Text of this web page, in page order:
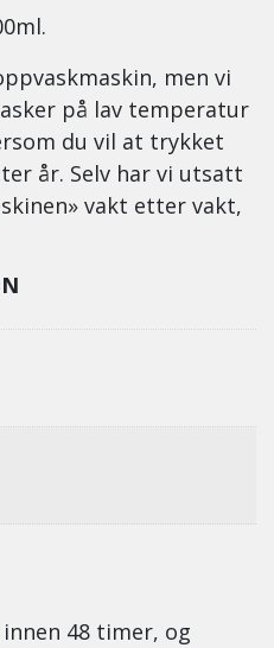
men vi
på lav temperatur
du vil at trykket
år. Selv har vi utsatt
vakt etter vakt,
48 timer, og